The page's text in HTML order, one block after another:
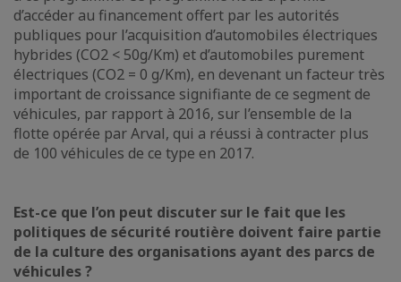
d’accéder au financement offert par les autorités
publiques pour l’acquisition d’automobiles électriques
hybrides (CO2 < 50g/Km) et d’automobiles purement
électriques (CO2 = 0 g/Km), en devenant un facteur très
important de croissance signifiante de ce segment de
véhicules, par rapport à 2016, sur l’ensemble de la
flotte opérée par Arval, qui a réussi à contracter plus
de 100 véhicules de ce type en 2017.
Est-ce que l’on peut discuter sur le fait que les
politiques de sécurité routière doivent faire partie
de la culture des organisations ayant des parcs de
véhicules ?